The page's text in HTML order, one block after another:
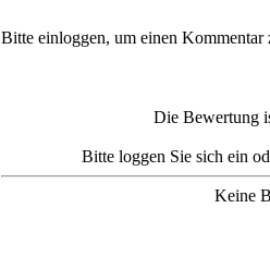
Bitte einloggen, um einen Kommentar
Die Bewertung
Bitte loggen Sie sich ein
Keine